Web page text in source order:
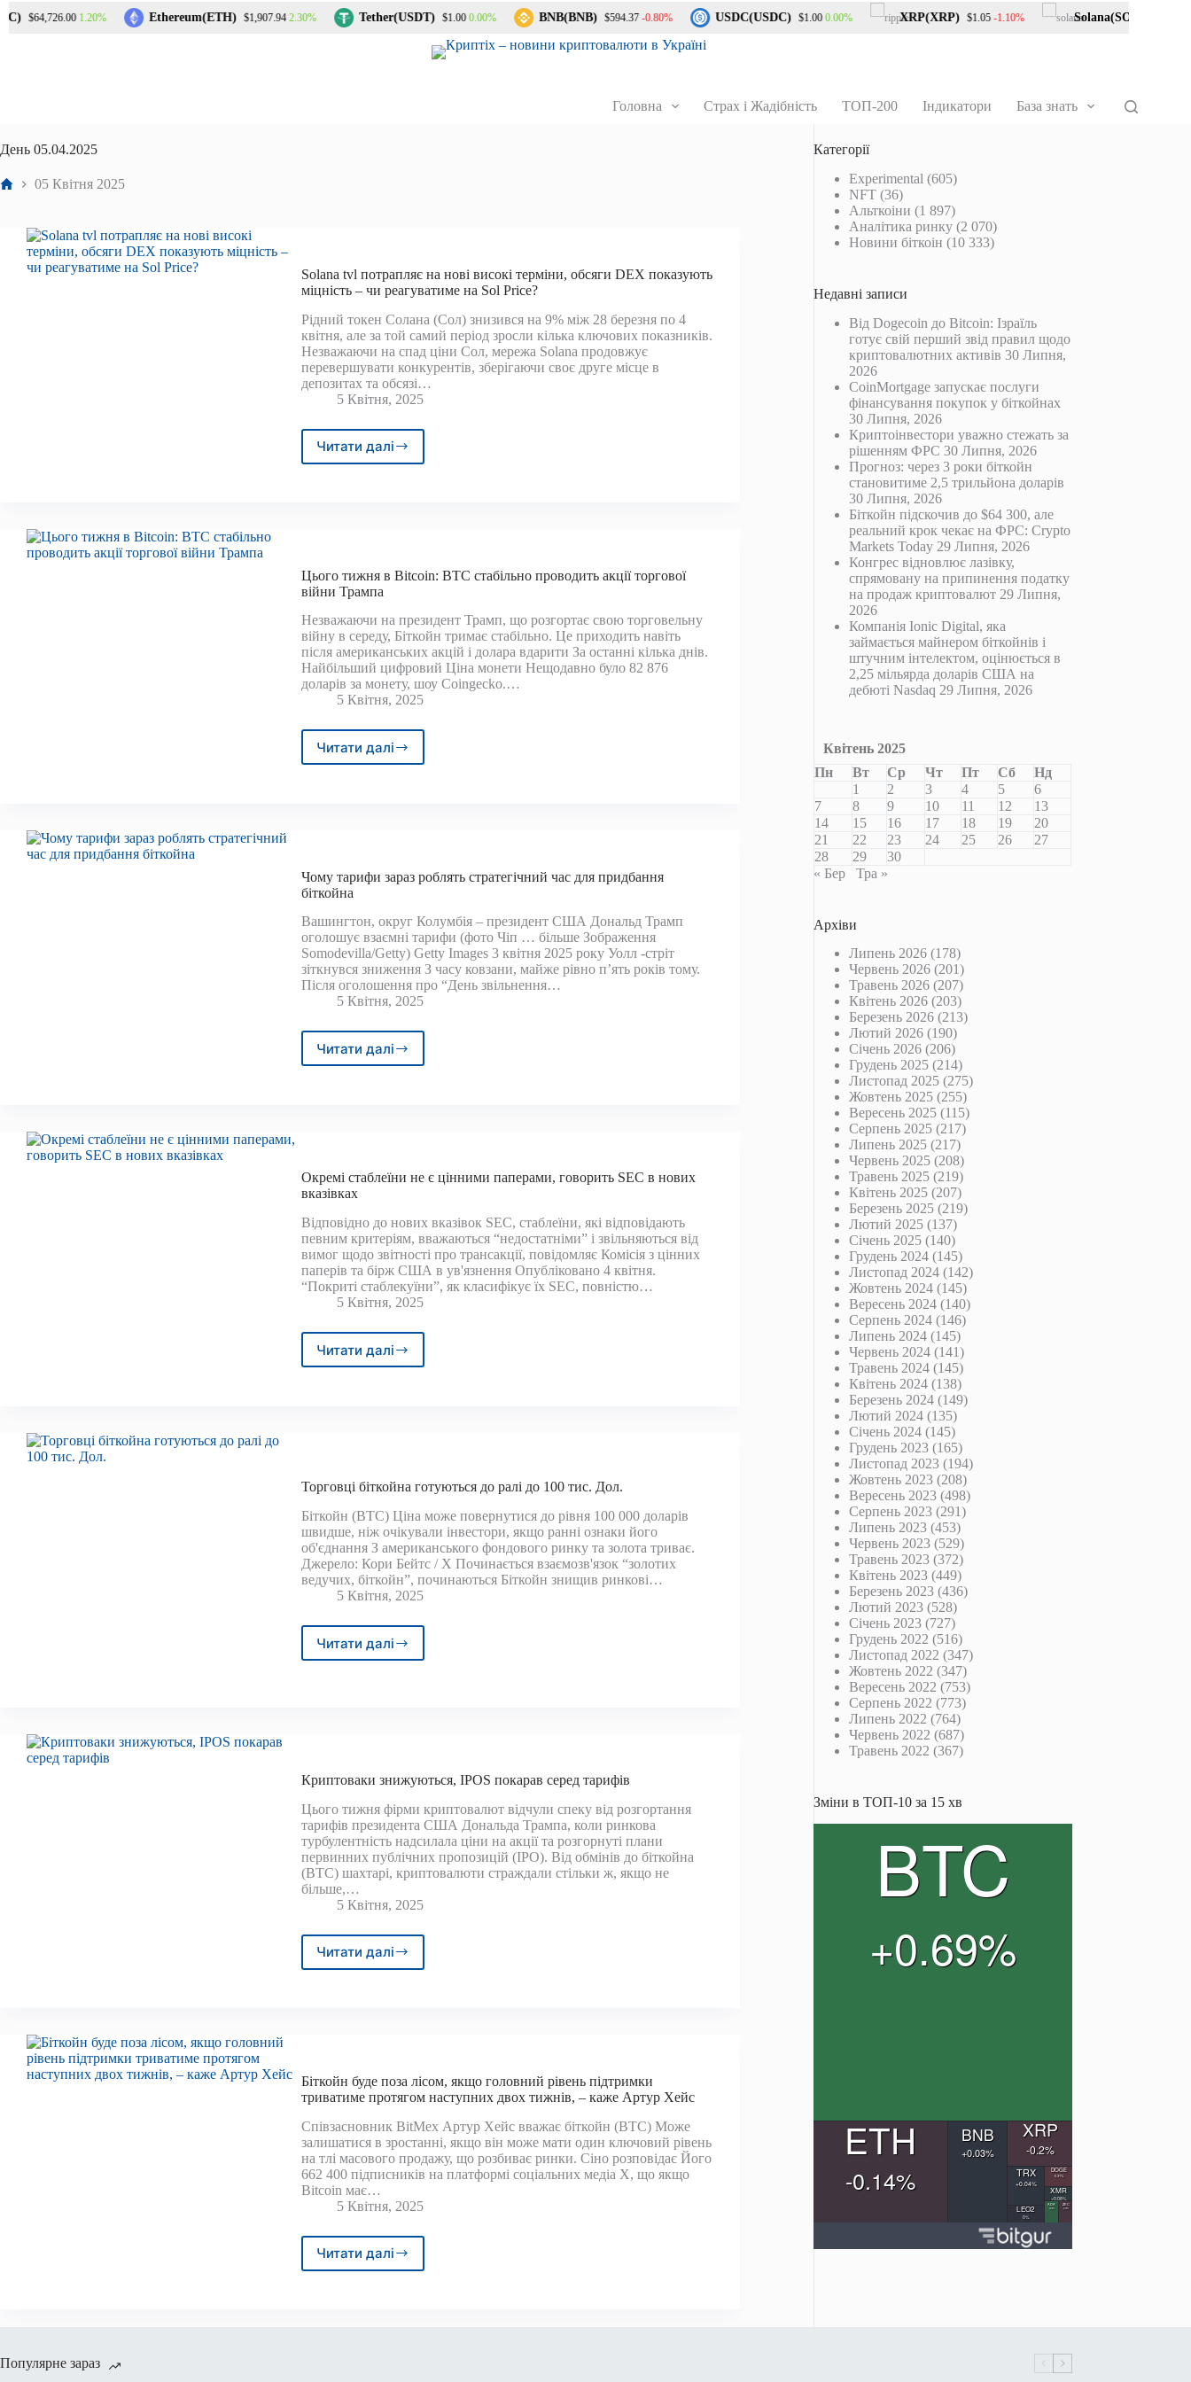
до $64,726.00 1.20% Ethereum(ETH) $1,907.94 2.30% Tether(USDT) $1.00 0.00% BNB(BNB) $594.37 -0.80% USDC(USDC) $1.00 0.00% XRP(XRP) $1.05 -1.10% Solana(SOL)
Головна Страх і Жадібність ТОП-200 Індикатори База знать
День 05.04.2025
Головна
05 Квітня 2025
Solana tvl потрапляє на нові високі терміни, обсяги DEX показують
міцність – чи реагуватиме на Sol Price?
Рідний токен Солана (Сол) знизився на 9% між 28 березня по 4
квітня, але за той самий період зросли кілька ключових показників.
Незважаючи на спад ціни Сол, мережа Solana продовжує
перевершувати конкурентів, зберігаючи своє друге місце в
депозитах та обсязі…
5 Квітня, 2025
Читати далі
Solana
tvl
обсяги
DEX
міцність
–
чи
реагуватиме
на
Sol
Цього тижня в Bitcoin: BTC стабільно проводить акції торгової
війни Трампа
Незважаючи на президент Трамп, що розгортає свою торговельну
війну в середу, Біткойн тримає стабільно. Це приходить навіть
після американських акцій і долара вдарити За останні кілька днів.
Найбільший цифровий Ціна монети Нещодавно було 82 876
доларів за монету, шоу Coingecko.…
5 Квітня, 2025
Читати далі
Цього
акції
торгової
Трампа
Чому тарифи зараз роблять стратегічний час для придбання
біткойна
Вашингтон, округ Колумбія – президент США Дональд Трамп
оголошує взаємні тарифи (фото Чіп … більше Зображення
Somodevilla/Getty) Getty Images 3 квітня 2025 року Уолл -стріт
зіткнувся зниження З часу ковзани, майже рівно п’ять років тому.
Після оголошення про “День звільнення…
5 Квітня, 2025
Читати далі
Чому
придбання
Окремі стаблеїни не є цінними паперами, говорить SEC в нових
вказівках
Відповідно до нових вказівок SEC, стаблеїни, які відповідають
певним критеріям, вважаються “недостатніми” і звільняються від
вимог щодо звітності про трансакції, повідомляє Комісія з цінних
паперів та бірж США в ув'язнення Опубліковано 4 квітня.
“Покриті стаблекуїни”, як класифікує їх SEC, повністю…
5 Квітня, 2025
Читати далі
Окремі
в
нових
вказівках
Торговці біткойна готуються до ралі до 100 тис. Дол.
Біткойн (BTC) Ціна може повернутися до рівня 100 000 доларів
швидше, ніж очікували інвестори, якщо ранні ознаки його
об'єднання З американського фондового ринку та золота триває.
Джерело: Кори Бейтс / Х Починається взаємозв'язок “золотих
ведучих, біткойн”, починаються Біткойн знищив ринкові…
5 Квітня, 2025
Читати далі
Торговці
Дол.
Криптоваки знижуються, IPOS покарав серед тарифів
Цього тижня фірми криптовалют відчули спеку від розгортання
тарифів президента США Дональда Трампа, коли ринкова
турбулентність надсилала ціни на акції та розгорнуті плани
первинних публічних пропозицій (IPO). Від обмінів до біткойна
(BTC) шахтарі, криптовалюти страждали стільки ж, якщо не
більше,…
5 Квітня, 2025
Читати даліКриптоваки
Біткойн буде поза лісом, якщо головний рівень підтримки
триватиме протягом наступних двох тижнів, – каже Артур Хейс
Співзасновник BitMex Артур Хейс вважає біткойн (BTC) Може
залишатися в зростанні, якщо він може мати один ключовий рівень
на тлі масового продажу, що розбиває ринки. Сіно розповідає Його
662 400 підписників на платформі соціальних медіа X, що якщо
Bitcoin має…
5 Квітня, 2025
Читати далі
Біткойн
Категорії
Experimental (605)
NFT (36)
Альткоіни (1 897)
Аналітика ринку (2 070)
Новини біткоін (10 333)
Недавні записи
Від Dogecoin до Bitcoin: Ізраїль
готує свій перший звід правил щодо
криптовалютних активів 30 Липня,
2026
CoinMortgage запускає послуги
фінансування покупок у біткойнах
30 Липня, 2026
Криптоінвестори уважно стежать за
рішенням ФРС 30 Липня, 2026
Прогноз: через 3 роки біткойн
становитиме 2,5 трильйона доларів
30 Липня, 2026
Біткойн підскочив до $64 300, але
реальний крок чекає на ФРС: Crypto
Markets Today 29 Липня, 2026
Конгрес відновлює лазівку,
спрямовану на припинення податку
на продаж криптовалют 29 Липня,
2026
Компанія Ionic Digital, яка
займається майнером біткойнів і
штучним інтелектом, оцінюється в
2,25 мільярда доларів США на
дебюті Nasdaq 29 Липня, 2026
Квітень 2025
Пн
Вт Ср Чт Пт Сб
Нд
1
2 3 4 5
6
7
8 9 10 11 12
13
14
15 16 17 18 19
20
21
22 23 24 25 26
27
28
29
30
« Бер
Тра »
Архіви
Липень 2026 (178)
Червень 2026 (201)
Травень 2026 (207)
Квітень 2026 (203)
Березень 2026 (213)
Лютий 2026 (190)
Січень 2026 (206)
Грудень 2025 (214)
Листопад 2025 (275)
Жовтень 2025 (255)
Вересень 2025 (115)
Серпень 2025 (217)
Липень 2025 (217)
Червень 2025 (208)
Травень 2025 (219)
Квітень 2025 (207)
Березень 2025 (219)
Лютий 2025 (137)
Січень 2025 (140)
Грудень 2024 (145)
Листопад 2024 (142)
Жовтень 2024 (145)
Вересень 2024 (140)
Серпень 2024 (146)
Липень 2024 (145)
Червень 2024 (141)
Травень 2024 (145)
Квітень 2024 (138)
Березень 2024 (149)
Лютий 2024 (135)
Січень 2024 (145)
Грудень 2023 (165)
Листопад 2023 (194)
Жовтень 2023 (208)
Вересень 2023 (498)
Серпень 2023 (291)
Липень 2023 (453)
Червень 2023 (529)
Травень 2023 (372)
Квітень 2023 (449)
Березень 2023 (436)
Лютий 2023 (528)
Січень 2023 (727)
Грудень 2022 (516)
Листопад 2022 (347)
Жовтень 2022 (347)
Вересень 2022 (753)
Серпень 2022 (773)
Липень 2022 (764)
Червень 2022 (687)
Травень 2022 (367)
Зміни в ТОП-10 за 15 хв
Популярне зараз